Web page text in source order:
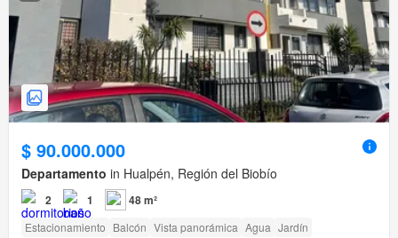
$ 90.000.000
Departamento in Hualpén, Región del Biobío
2 1 48 m²
Estacionamiento Balcón Vista panorámica Agua Jardín